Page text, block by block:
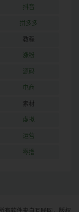
抖音
拼多多
教程
涨粉
源码
电商
素材
虚拟
运营
零撸